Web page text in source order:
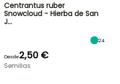
Centrantus ruber
Snowcloud - Hierba de San
J…
24
Desde2,50 €
Semillas